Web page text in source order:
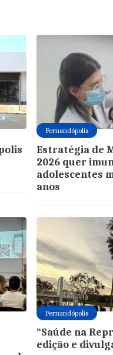
Fernandópolis
Estratégia de
2026 quer
adolescentes
anos
Fernandópolis
“Saúde na
edição e